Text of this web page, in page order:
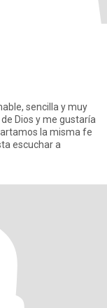
Dios y me gustaría
la misma fe
escuchar a